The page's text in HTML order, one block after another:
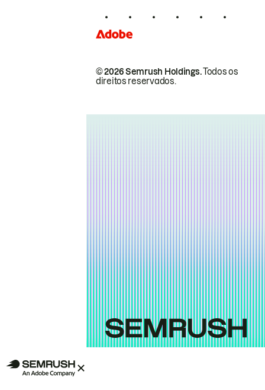
© 2026 Semrush Holdings.Todos os
direitos reservados.